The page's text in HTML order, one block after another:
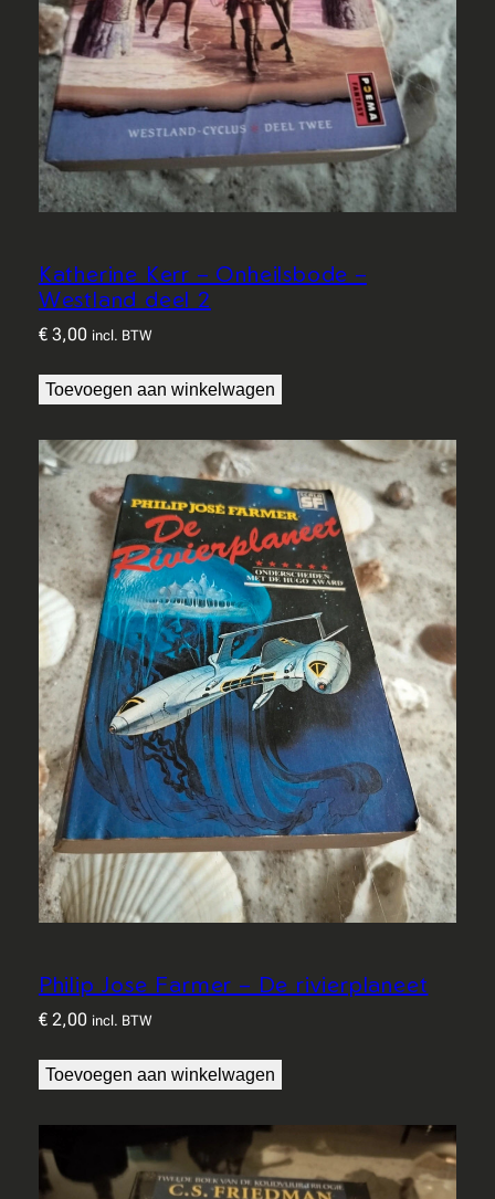
Katherine Kerr – Onheilsbode –
Westland deel 2
€3,00 incl. BTW
Toevoegen aan winkelwagen
Philip Jose Farmer – De rivierplaneet
€2,00 incl. BTW
Toevoegen aan winkelwagen